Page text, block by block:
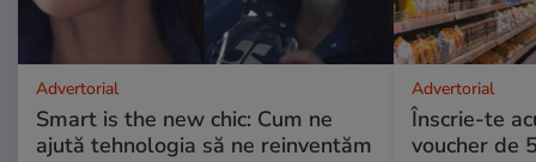
Advertorial
Smart is the new chic: Cum ne
ajută tehnologia să ne reinventăm
Advertorial
Înscrie-te
voucher de